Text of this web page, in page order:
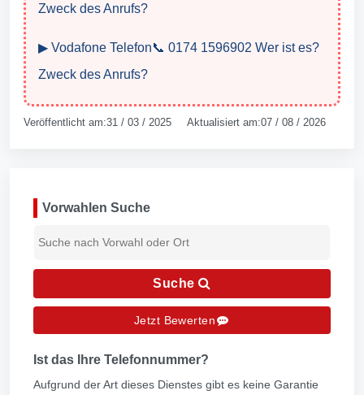
Zweck des Anrufs?
▶ Vodafone Telefon📞 0174 1596902 Wer ist es?
Zweck des Anrufs?
Veröffentlicht am:31 / 03 / 2025 Aktualisiert am:07 / 08 / 2026
Vorwahlen Suche
Suche
Jetzt Bewerten
Ist das Ihre Telefonnummer?
Aufgrund der Art dieses Dienstes gibt es keine Garantie